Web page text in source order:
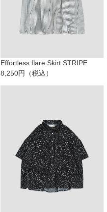
Effortless flare Skirt STRIPE
8,250円（税込）